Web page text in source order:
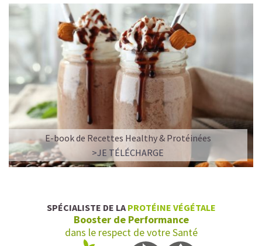
E-book de Recettes Healthy & Protéinées
>JE TÉLÉCHARGE
SPÉCIALISTE DE LA PROTÉINE VÉGÉTALE
Booster de Performance
dans le respect de votre Santé